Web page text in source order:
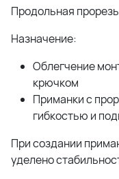
Продольная
Назначение:
Облегчение
крючком
Приманки с
гибкостью и
При создании
уделено